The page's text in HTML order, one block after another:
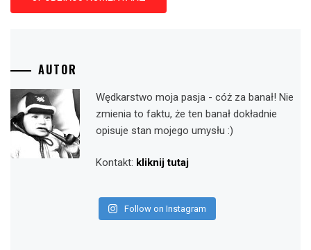
AUTOR
Wędkarstwo moja pasja - cóż za banał! Nie
zmienia to faktu, że ten banał dokładnie
opisuje stan mojego umysłu :)
Kontakt: kliknij tutaj
Follow on Instagram